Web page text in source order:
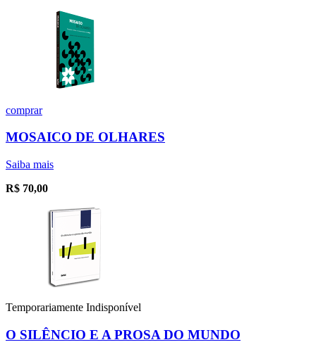
comprar
MOSAICO DE OLHARES
Saiba mais
R$ 70,00
Temporariamente Indisponível
O SILÊNCIO E A PROSA DO MUNDO